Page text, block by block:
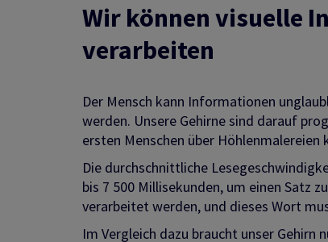
Wir können visuelle
verarbeiten
Der Mensch kann Informationen
werden. Unsere Gehirne sind darauf
ersten Menschen über Höhlenmalereien
Die durchschnittliche
bis 7 500 Millisekunden, um einen Satz
verarbeitet werden, und dieses Wort
Im Vergleich dazu braucht unser